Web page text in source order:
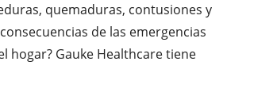
quemaduras, contusiones y
de las emergencias
hogar? Gauke Healthcare tiene